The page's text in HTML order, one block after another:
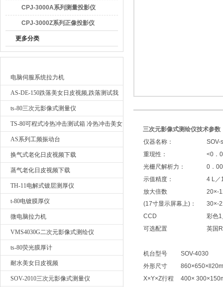
广东日皮软件视频检测仪器有限公司
CPJ-3000A系列测量投影仪
CPJ-3000Z系列正像投影仪
更多分类
电脑伺服系统拉力机
AS-DE-150跌落美女日皮视频,跌落测试我
要询价
ts-80三次元影像式测量仪
TS-80可程式冷热冲击测试箱 冷热冲击美女
日皮视频
AS系列工频振动台
换气式老化日皮视频下载
蒸气老化日皮视频下载
TH-11电解式镀层测厚仪
t-80电镀膜厚仪
微电脑拉力机
VMS4030G二次元影像式测绘仪
ts-80荧光膜厚计
耐水美女日皮视频
SOV-2010三次元影像式测量仪
三次元影像式测绘仪技术参数
仪器名称：
SOV-
重现性：
<0．
光栅尺解析力：
0．
示值精度：
4 L／
放大倍数
(17寸显示屏幕上)：
20×-
30×-
CCD
彩色
可选配置
英国
机台型号
SOV-4030
外形尺寸
X×Y×Z行程
400×